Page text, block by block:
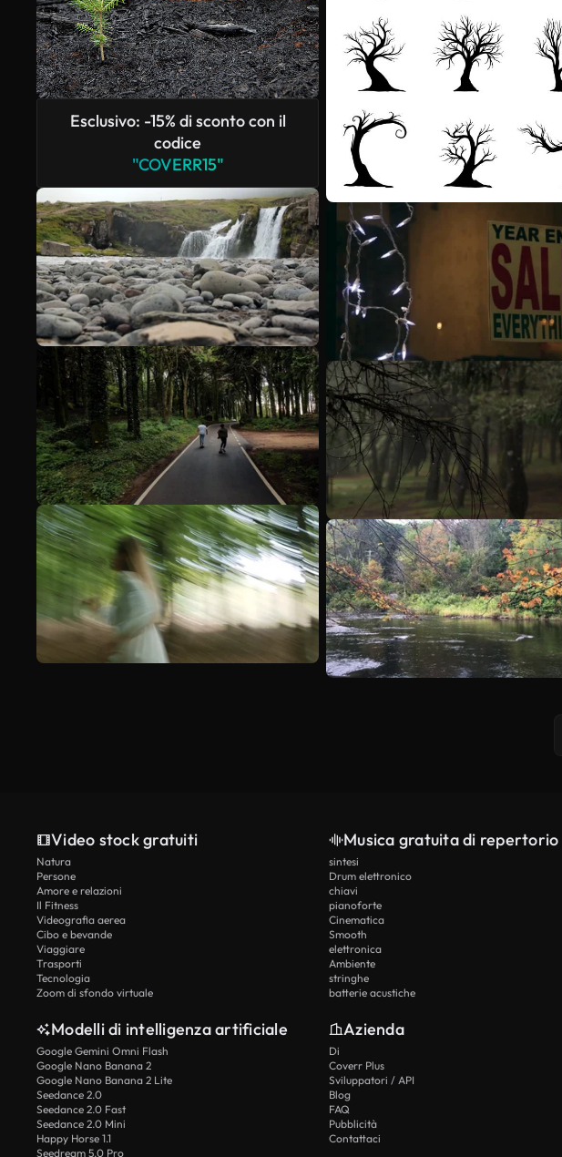
Esclusivo: -15% di sconto con il
codice
"COVERR15"
Video stock gratuiti
Natura
Persone
Amore e relazioni
Il Fitness
Videografia aerea
Cibo e bevande
Viaggiare
Trasporti
Tecnologia
Zoom di sfondo virtuale
Musica gratuita di repertorio
sintesi
Drum elettronico
chiavi
pianoforte
Cinematica
Smooth
elettronica
Ambiente
stringhe
batterie acustiche
Modelli di intelligenza artificiale
Google Gemini Omni Flash
Google Nano Banana 2
Google Nano Banana 2 Lite
Seedance 2.0
Seedance 2.0 Fast
Seedance 2.0 Mini
Happy Horse 1.1
Seedream 5.0 Pro
Azienda
Di
Coverr Plus
Sviluppatori / API
Blog
FAQ
Pubblicità
Contattaci